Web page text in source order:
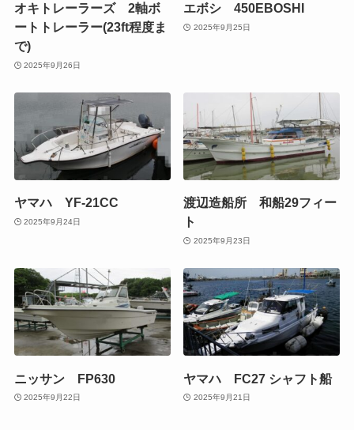
オキトレーラーズ 2軸ボ
ートトレーラー(23ft程度ま
で)
2025年9月26日
エボシ 450EBOSHI
2025年9月25日
ヤマハ YF-21CC
2025年9月24日
渡辺造船所 和船29フィー
ト
2025年9月23日
ニッサン FP630
2025年9月22日
ヤマハ FC27 シャフト船
2025年9月21日